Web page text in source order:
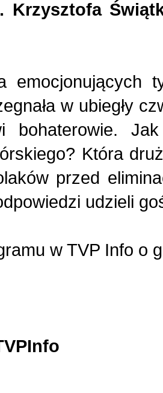
Krzysztofa
emocjonujących
w ubiegły
bohaterowie.
Która
przed
udzieli
w TVP Info o